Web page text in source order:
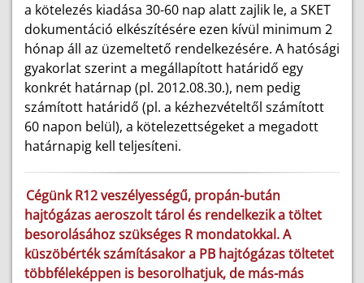
a kötelezés kiadása 30-60 nap alatt zajlik le, a SKET
dokumentáció elkészítésére ezen kívül minimum 2
hónap áll az üzemeltető rendelkezésére. A hatósági
gyakorlat szerint a megállapított határidő egy
konkrét határnap (pl. 2012.08.30.), nem pedig
számított határidő (pl. a kézhezvételtől számított
60 napon belül), a kötelezettségeket a megadott
határnapig kell teljesíteni.
Cégünk R12 veszélyességű, propán-bután
hajtógázas aeroszolt tárol és rendelkezik a töltet
besorolásához szükséges R mondatokkal. A
küszöbérték számításakor a PB hajtógázas töltetet
többféleképpen is besorolhatjuk, de más-más